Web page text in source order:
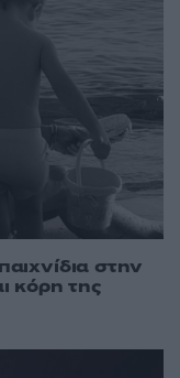
στην
κόρη της